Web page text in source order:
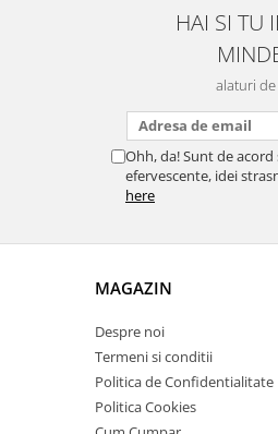
HAI SI TU
alaturi
Ohh, da! Sunt de
efervescente, idei
here
MAGAZIN
Despre noi
Termeni si conditii
Politica de Confidentialitate
Politica Cookies